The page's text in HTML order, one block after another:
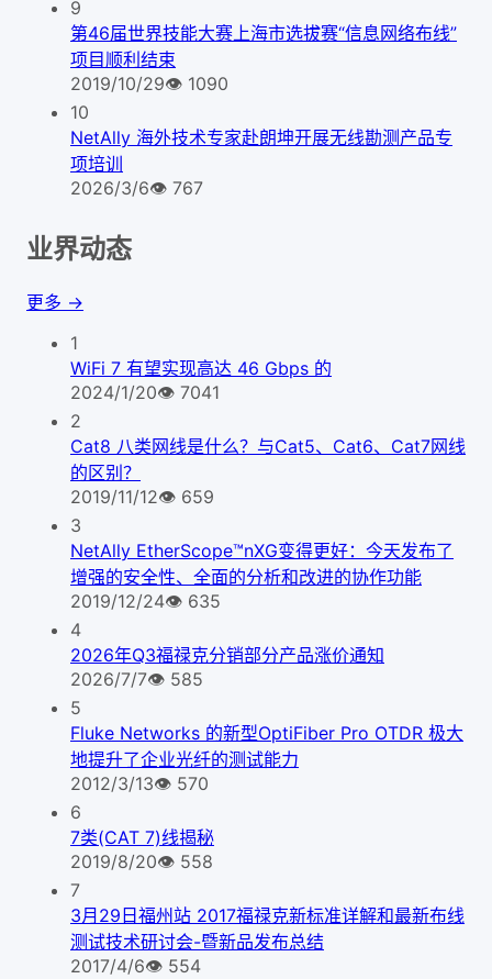
9
第46届世界技能大赛上海市选拔赛“信息网络布线”
项目顺利结束
2019/10/29👁 1090
10
NetAlly 海外技术专家赴朗坤开展无线勘测产品专
项培训
2026/3/6👁 767
业界动态
更多 →
1
WiFi 7 有望实现高达 46 Gbps 的
2024/1/20👁 7041
2
Cat8 八类网线是什么？与Cat5、Cat6、Cat7网线
的区别？
2019/11/12👁 659
3
NetAlly EtherScope™nXG变得更好：今天发布了
增强的安全性、全面的分析和改进的协作功能
2019/12/24👁 635
4
2026年Q3福禄克分销部分产品涨价通知
2026/7/7👁 585
5
Fluke Networks 的新型OptiFiber Pro OTDR 极大
地提升了企业光纤的测试能力
2012/3/13👁 570
6
7类(CAT 7)线揭秘
2019/8/20👁 558
7
3月29日福州站 2017福禄克新标准详解和最新布线
测试技术研讨会-暨新品发布总结
2017/4/6👁 554